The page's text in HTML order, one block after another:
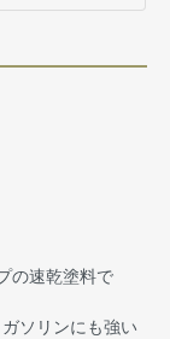
の速乾塗料で
ソリンにも強い